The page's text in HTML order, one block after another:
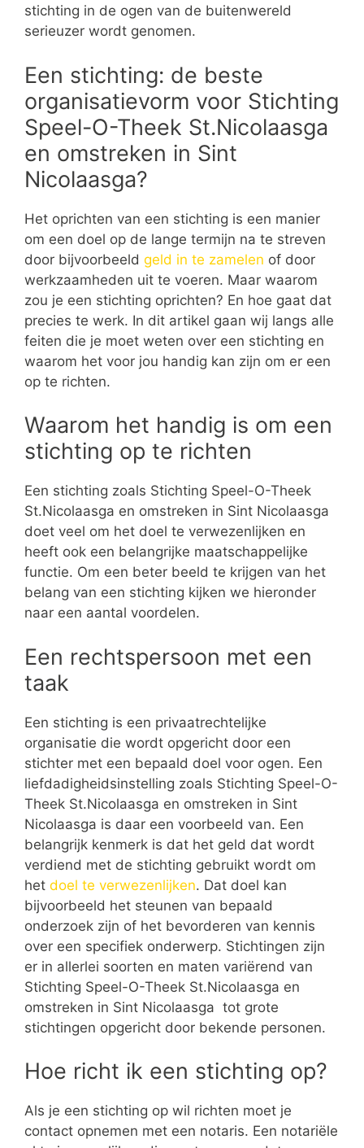
stichting in de ogen van de buitenwereld
serieuzer wordt genomen.
Een stichting: de beste
organisatievorm voor Stichting
Speel-O-Theek St.Nicolaasga
en omstreken in Sint
Nicolaasga?
Het oprichten van een stichting is een manier
om een doel op de lange termijn na te streven
door bijvoorbeeld geld in te zamelen of door
werkzaamheden uit te voeren. Maar waarom
zou je een stichting oprichten? En hoe gaat dat
precies te werk. In dit artikel gaan wij langs alle
feiten die je moet weten over een stichting en
waarom het voor jou handig kan zijn om er een
op te richten.
Waarom het handig is om een
stichting op te richten
Een stichting zoals Stichting Speel-O-Theek
St.Nicolaasga en omstreken in Sint Nicolaasga
doet veel om het doel te verwezenlijken en
heeft ook een belangrijke maatschappelijke
functie. Om een beter beeld te krijgen van het
belang van een stichting kijken we hieronder
naar een aantal voordelen.
Een rechtspersoon met een
taak
Een stichting is een privaatrechtelijke
organisatie die wordt opgericht door een
stichter met een bepaald doel voor ogen. Een
liefdadigheidsinstelling zoals Stichting Speel-O-
Theek St.Nicolaasga en omstreken in Sint
Nicolaasga is daar een voorbeeld van. Een
belangrijk kenmerk is dat het geld dat wordt
verdiend met de stichting gebruikt wordt om
het doel te verwezenlijken. Dat doel kan
bijvoorbeeld het steunen van bepaald
onderzoek zijn of het bevorderen van kennis
over een specifiek onderwerp. Stichtingen zijn
er in allerlei soorten en maten variërend van
Stichting Speel-O-Theek St.Nicolaasga en
omstreken in Sint Nicolaasga tot grote
stichtingen opgericht door bekende personen.
Hoe richt ik een stichting op?
Als je een stichting op wil richten moet je
contact opnemen met een notaris. Een notariële